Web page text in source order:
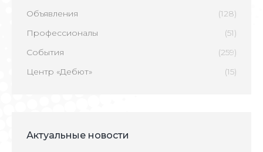
Объявления
(128)
Профессионалы
(51)
События
(259)
Центр «Дебют»
(15)
Актуальные новости